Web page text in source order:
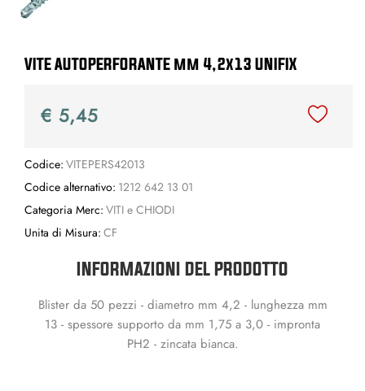
VITE AUTOPERFORANTE mm 4,2x13 UNIFIX
€ 5,45
Codice: VITEPERS42013
Codice alternativo: 1212 642 13 01
Categoria Merc: VITI e CHIODI
Unita di Misura: CF
INFORMAZIONI DEL PRODOTTO
Blister da 50 pezzi - diametro mm 4,2 - lunghezza mm
13 - spessore supporto da mm 1,75 a 3,0 - impronta
PH2 - zincata bianca.